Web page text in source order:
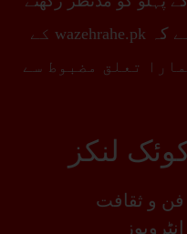
ہوئے پیش کئے جاتے ہیں۔امید ہے کہ wazehrahe.pk کے
تعلق مضبوط سے
لنکز
فن و ثقافت
انٹرویوز